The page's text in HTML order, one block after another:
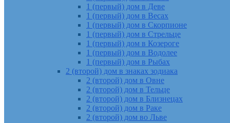
1 (первый) дом в Деве
1 (первый) дом в Весах
1 (первый) дом в Скорпионе
1 (первый) дом в Стрельце
1 (первый) дом в Козероге
1 (первый) дом в Водолее
1 (первый) дом в Рыбах
2 (второй) дом в знаках зодиака
2 (второй) дом в Овне
2 (второй) дом в Тельце
2 (второй) дом в Близнецах
2 (второй) дом в Раке
2 (второй) дом во Льве